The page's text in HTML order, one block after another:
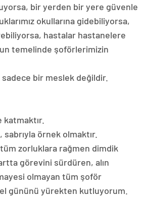
bir yerden bir yere güvenle
okullarına gidebiliyorsa,
hastalar hastanelere
temelinde şoförlerimizin
bir meslek değildir.
sabrıyla örnek olmaktır.
tüm zorluklara rağmen dimdik
görevini sürdüren, alın
olmayan tüm şoför
gününü yürekten kutluyorum.